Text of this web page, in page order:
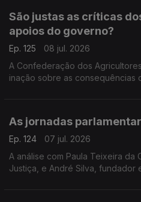
São justas as críticas
apoios do governo?
Ep. 125
08 jul. 2026
A Confederação dos
inação sobre as consequências
As jornadas
Ep. 124
07 jul. 2026
A análise com Paula Teixeira da
Justiça, e André Silva, fundador